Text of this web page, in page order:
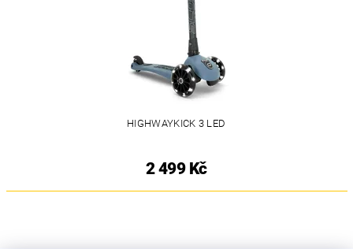
HIGHWAYKICK 3 LED
2 499 Kč